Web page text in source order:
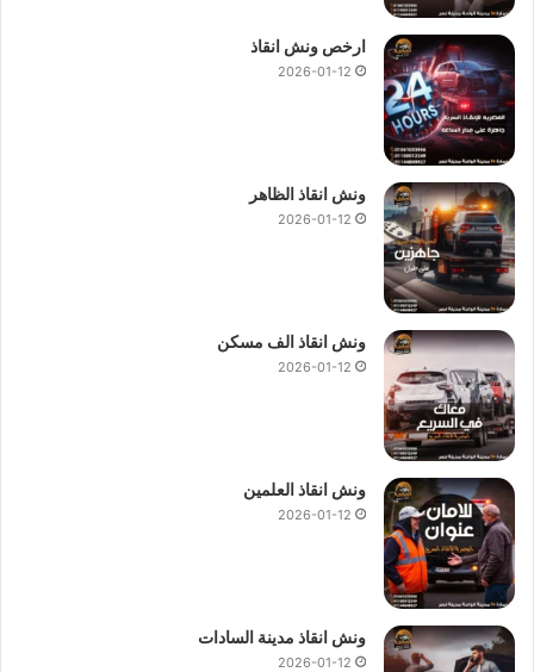
ارخص ونش انقاذ
2026-01-12
ونش انقاذ الظاهر
2026-01-12
ونش انقاذ الف مسكن
2026-01-12
ونش انقاذ العلمين
2026-01-12
ونش انقاذ مدينة السادات
2026-01-12